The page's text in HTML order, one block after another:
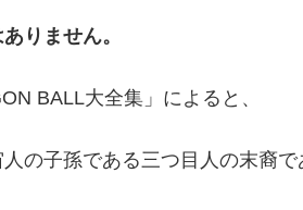
りません。
BALL大全集」によると、
の子孫である三つ目人の末裔で